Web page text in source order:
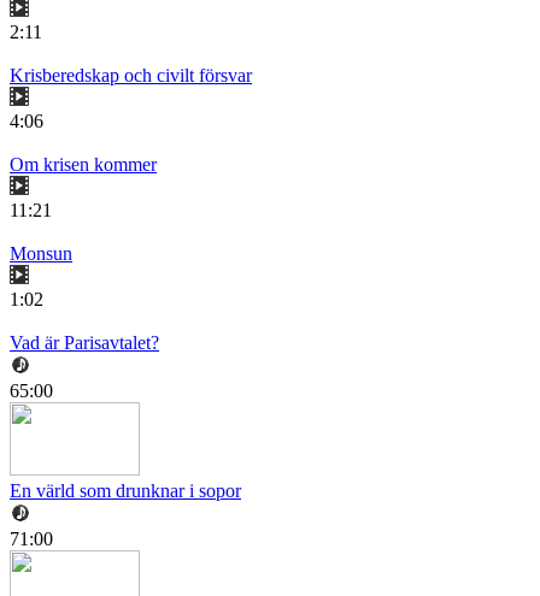
2:11
Krisberedskap och civilt försvar
4:06
Om krisen kommer
11:21
Monsun
1:02
Vad är Parisavtalet?
65:00
En värld som drunknar i sopor
71:00